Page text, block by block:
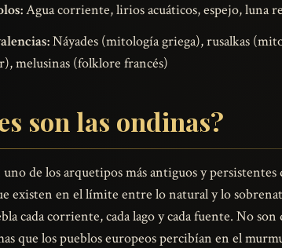
Agua corriente, lirios acuáticos, espejo, luna
Náyades (mitología griega), rusalkas
melusinas (folklore francés)
son las ondinas?
de los arquetipos más antiguos y
existen en el límite entre lo natural y lo
cada corriente, cada lago y cada fuente. No
que los pueblos europeos percibían en el